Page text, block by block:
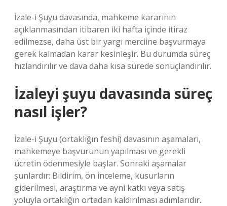
İzale-i Şuyu davasında, mahkeme kararının
açıklanmasından itibaren iki hafta içinde itiraz
edilmezse, daha üst bir yargı merciine başvurmaya
gerek kalmadan karar kesinleşir. Bu durumda süreç
hızlandırılır ve dava daha kısa sürede sonuçlandırılır.
İzaleyi şuyu davasında süreç
nasıl işler?
İzale-i Şuyu (ortaklığın feshi) davasının aşamaları,
mahkemeye başvurunun yapılması ve gerekli
ücretin ödenmesiyle başlar. Sonraki aşamalar
şunlardır: Bildirim, ön inceleme, kusurların
giderilmesi, araştırma ve ayni katkı veya satış
yoluyla ortaklığın ortadan kaldırılması adımlarıdır.